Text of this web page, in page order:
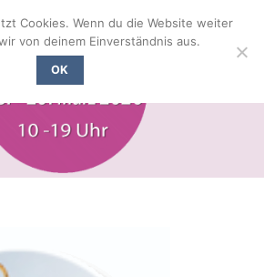
Cookies. Wenn du die Website weiter
von deinem Einverständnis aus.
OK